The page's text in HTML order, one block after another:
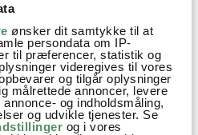
ønsker dit samtykke til at
persondata om IP-
til præferencer, statistik og
videregives til vores
og tilgår oplysninger
målrettede annoncer, levere
og indholdsmåling,
og udvikle tjenester. Se
og i vores